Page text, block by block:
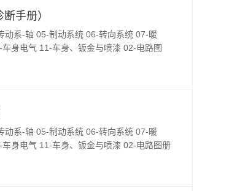
手册）
系-轴 05-制动系统 06-转向系统 07-暖
身电气 11-车身、钣金与喷漆 02-电路图
方法说明 pdf 13 4-保险丝、
系-轴 05-制动系统 06-转向系统 07-暖
身电气 11-车身、钣金与喷漆 02-电路图册
方法说明 pdf 13 4-保险丝